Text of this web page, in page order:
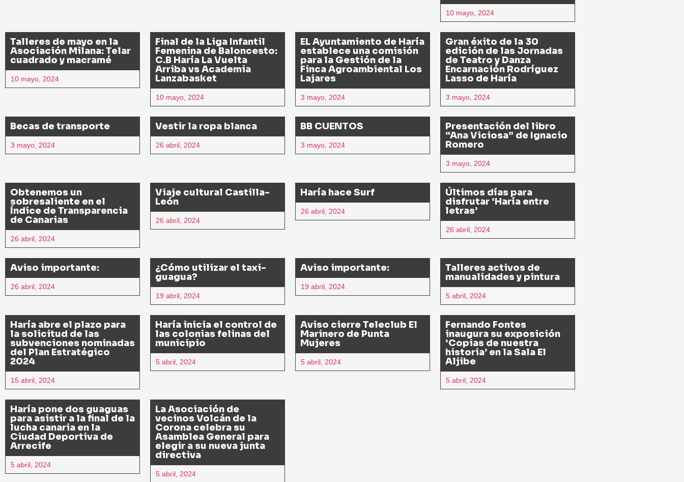
10 mayo, 2024
Talleres de mayo en la
Asociación Milana: Telar
cuadrado y macramé
10 mayo, 2024
Final de la Liga Infantil
Femenina de Baloncesto:
C.B Haría La Vuelta
Arriba vs Academia
Lanzabasket
10 mayo, 2024
EL Ayuntamiento de Haría
establece una comisión
para la Gestión de la
Finca Agroambiental Los
Lajares
3 mayo, 2024
Gran éxito de la 30
edición de las Jornadas
de Teatro y Danza
Encarnación Rodríguez
Lasso de Haría
3 mayo, 2024
Becas de transporte
3 mayo, 2024
Vestir la ropa blanca
26 abril, 2024
BB CUENTOS
3 mayo, 2024
Presentación del libro
“Ana Viciosa” de Ignacio
Romero
3 mayo, 2024
Obtenemos un
sobresaliente en el
Índice de Transparencia
de Canarias
26 abril, 2024
Viaje cultural Castilla-
León
26 abril, 2024
Haría hace Surf
26 abril, 2024
Últimos días para
disfrutar ‘Haría entre
letras’
26 abril, 2024
Aviso importante:
26 abril, 2024
¿Cómo utilizar el taxi-
guagua?
19 abril, 2024
Aviso importante:
19 abril, 2024
Talleres activos de
manualidades y pintura
5 abril, 2024
Haría abre el plazo para
la solicitud de las
subvenciones nominadas
del Plan Estratégico
2024
15 abril, 2024
Haría inicia el control de
las colonias felinas del
municipio
5 abril, 2024
Aviso cierre Teleclub El
Marinero de Punta
Mujeres
5 abril, 2024
Fernando Fontes
inaugura su exposición
‘Copias de nuestra
historia’ en la Sala El
Aljibe
5 abril, 2024
Haría pone dos guaguas
para asistir a la final de la
lucha canaria en la
Ciudad Deportiva de
Arrecife
5 abril, 2024
La Asociación de
vecinos Volcán de la
Corona celebra su
Asamblea General para
elegir a su nueva junta
directiva
5 abril, 2024